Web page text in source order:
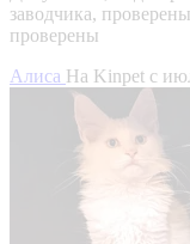
заводчика,
проверены
Алиса На Kinpet c